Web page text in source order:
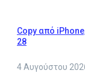
Copy από
28
4 Αυγούστου